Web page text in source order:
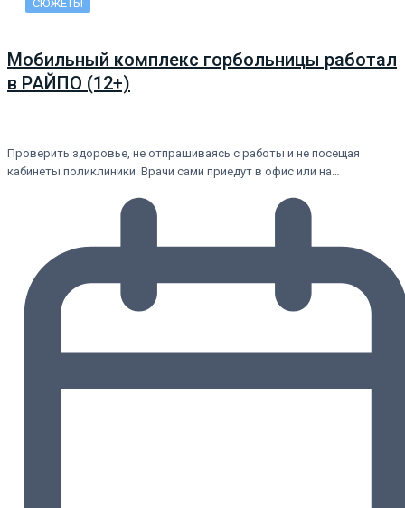
СЮЖЕТЫ
Мобильный комплекс горбольницы работал
в РАЙПО (12+)
Проверить здоровье, не отпрашиваясь с работы и не посещая
кабинеты поликлиники. Врачи сами приедут в офис или на…